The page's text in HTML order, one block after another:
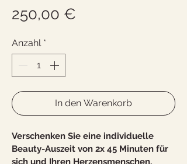
250,00 €
Anzahl *
In den Warenkorb
Verschenken Sie eine individuelle
Beauty-Auszeit von 2x 45 Minuten für
sich und Ihren Herzensmenschen.